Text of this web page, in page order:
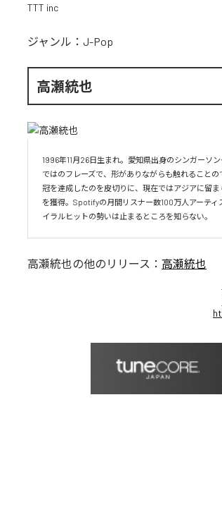
TTT inc
ジャンル： J-Pop
高瀬統也
1996年11月26日生まれ。愛知県出身のシンガーソ
ではのフレーズで、形がありながらも触れること
冠を達成したのを皮切りに、現在ではアジアに留
を獲得。Spotifyの月間リスナー数100万人アーテ
イラルヒットの勢いは止まるところを知らない。
高瀬統也の他のリリース： 高瀬統也